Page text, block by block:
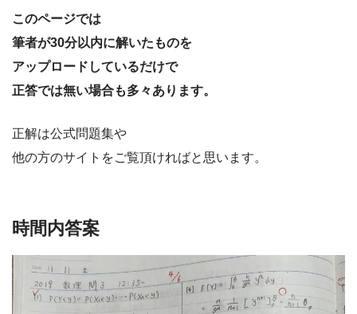
このページでは
筆者が30分以内に解いたものを
アップロードしているだけで
正答では無い場合も多々あります。
正解は公式問題集や
他の方のサイトをご覧頂ければと思います。
時間内答案